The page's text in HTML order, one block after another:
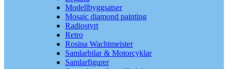
Modellbyggsatser
Mosaic diamond painting
Radiostyrt
Retro
Rosina Wachtmeister
Samlarbilar & Motorcyklar
Samlarfigurer